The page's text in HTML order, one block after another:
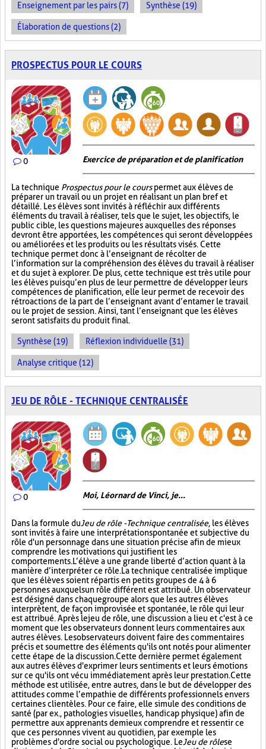
Enseignement par les pairs (7) Synthèse (19)
Élaboration de questions (2)
PROSPECTUS POUR LE COURS
0 Exercice de préparation et de planification
La technique Prospectus pour le courspermet aux élèves de
préparer un travail ou un projet en réalisant un plan bref et
détaillé. Les élèves sont invités à réfléchir aux différents
éléments du travail à réaliser, tels que le sujet, les objectifs, le
public cible, les questions majeures auxquelles des réponses
devront être apportées, les compétences qui seront développées
ou améliorées et les produits ou les résultats visés. Cette
technique permet donc à l’enseignant de récolter de
l’information sur la compréhension des élèves du travail à réaliser
et du sujet à explorer. De plus, cette technique est très utile pour
les élèves puisqu’en plus de leur permettre de développer leurs
compétences de planification, elle leur permet de recevoir des
rétroactions de la part de l’enseignant avant d’entamer le travail
ou le projet de session. Ainsi, tant l’enseignant que les élèves
seront satisfaits du produit final.
Synthèse (19) Réflexion individuelle (31)
Analyse critique (12)
JEU DE RÔLE - TECHNIQUE CENTRALISÉE
0 Moi, Léornard de Vinci, je...
Dans la formule duJeu de rôle - Technique centralisée, les élèves
sont invités à faire une interprétation spontanée et subjective du
rôle d'un personnage dans une situation précise afin de mieux
comprendre les motivations qui justifient les
comportements. L’élève a une grande liberté d’action quant à la
manière d’interpréter ce rôle. La technique centralisée implique
que les élèves soient répartis en petits groupes de 4 à 6
personnes auxquels un rôle différent est attribué. Un observateur
est désigné dans chaque groupe alors que les autres élèves
interprètent, de façon improvisée et spontanée, le rôle qui leur
est attribué. Après le jeu de rôle, une discussion a lieu et c'est à ce
moment que les observateurs donnent leurs commentaires aux
autres élèves. Les observateurs doivent faire des commentaires
précis et soumettre des éléments qu'ils ont notés pour alimenter
cette étape de la discussion. Cette dernière permet également
aux autres élèves d'exprimer leurs sentiments et leurs émotions
sur ce qu'ils ont vécu immédiatement après leur prestation. Cette
méthode est utilisée, entre autres, dans le but de développer des
attitudes comme l’empathie de différents professionnels envers
certaines clientèles. Pour ce faire, elle simule des conditions de
santé (par ex., pathologies visuelles, handicap physique) afin de
permettre aux apprenants de mieux comprendre et ressentir ce
que ces personnes vivent au quotidien, par exemple les
problèmes d'ordre social ou psychologique. LeJeu de rôlese